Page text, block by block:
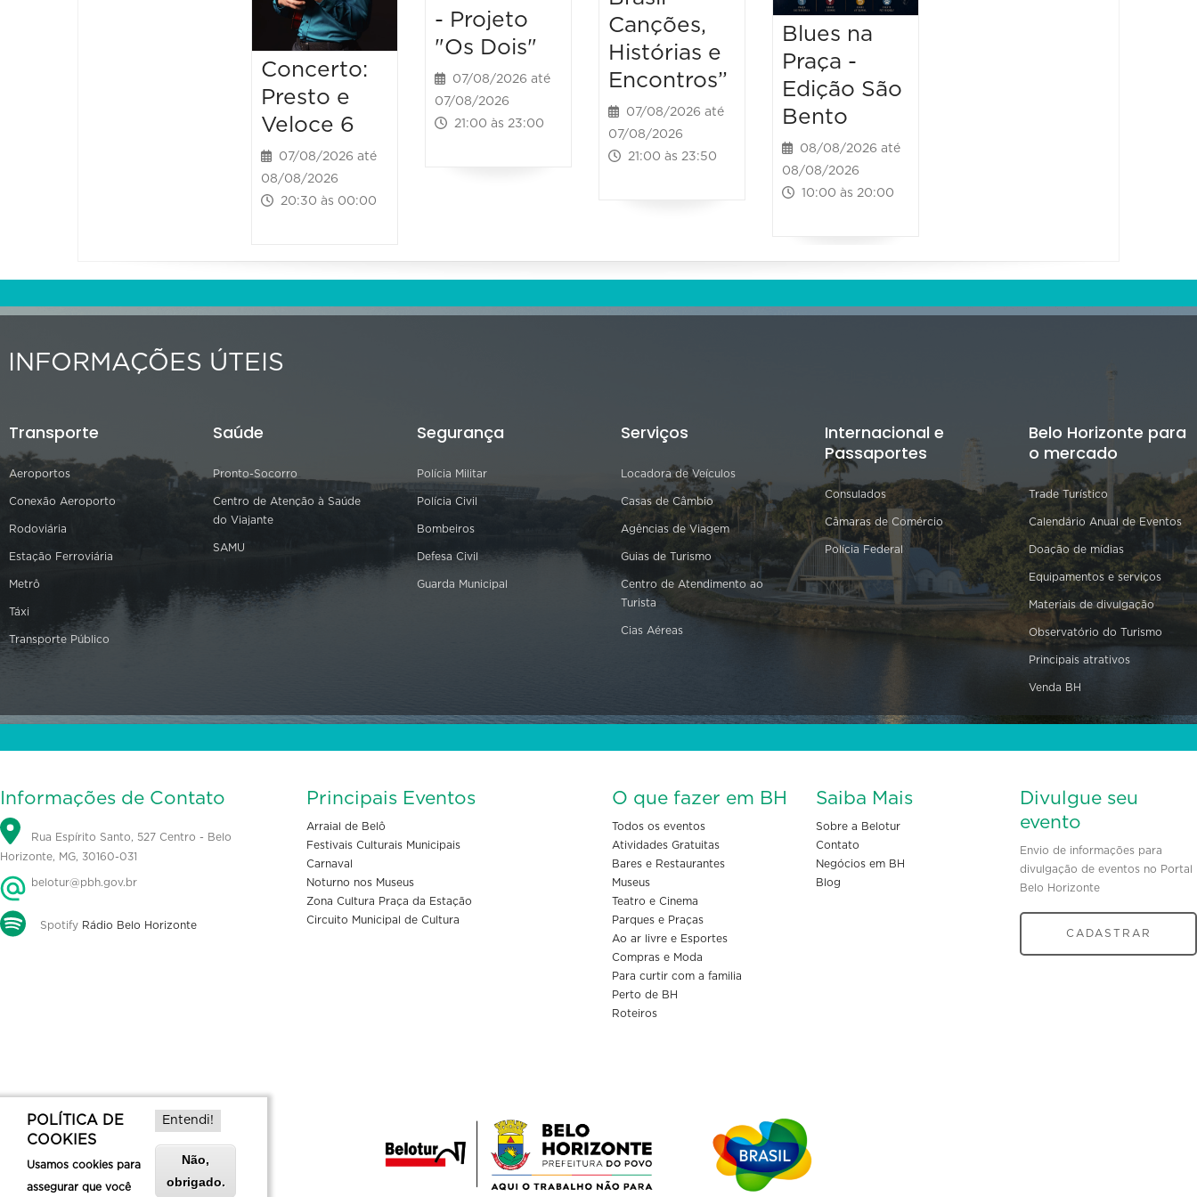
Concerto:
Presto e
Veloce 6
07/08/2026 até
08/08/2026
20:30 às 00:00
- Projeto
"Os Dois"
07/08/2026 até
07/08/2026
21:00 às 23:00
Canções,
Histórias e
Encontros”
07/08/2026 até
07/08/2026
21:00 às 23:50
Blues na
Praça -
Edição São
Bento
08/08/2026 até
08/08/2026
10:00 às 20:00
INFORMAÇÕES ÚTEIS
Transporte
Aeroportos
Conexão Aeroporto
Rodoviária
Estação Ferroviária
Metrô
Táxi
Transporte Público
Saúde
Pronto-Socorro
Centro de Atenção à Saúde
do Viajante
SAMU
Segurança
Polícia Militar
Polícia Civil
Bombeiros
Defesa Civil
Guarda Municipal
Serviços
Locadora de Veículos
Casas de Câmbio
Agências de Viagem
Guias de Turismo
Centro de Atendimento ao
Turista
Cias Aéreas
Internacional e
Passaportes
Consulados
Câmaras de Comércio
Polícia Federal
Belo Horizonte para
o mercado
Trade Turístico
Calendário Anual de Eventos
Doação de mídias
Equipamentos e serviços
Materiais de divulgação
Observatório do Turismo
Principais atrativos
Venda BH
Informações de Contato
Rua Espírito Santo, 527 Centro - Belo
Horizonte, MG, 30160-031
belotur@pbh.gov.br
Spotify Rádio Belo Horizonte
Principais Eventos
Arraial de Belô
Festivais Culturais Municipais
Carnaval
Noturno nos Museus
Zona Cultura Praça da Estação
Circuito Municipal de Cultura
O que fazer em BH
Todos os eventos
Atividades Gratuitas
Bares e Restaurantes
Museus
Teatro e Cinema
Parques e Praças
Ao ar livre e Esportes
Compras e Moda
Para curtir com a familia
Perto de BH
Roteiros
Saiba Mais
Sobre a Belotur
Contato
Negócios em BH
Blog
Divulgue seu
evento
Envio de informações para
divulgação de eventos no Portal
Belo Horizonte
CADASTRAR
POLÍTICA DE
COOKIES
Usamos cookies para
assegurar que você
Entendi!
Não,
obrigado.